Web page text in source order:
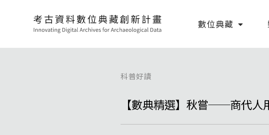
數位典藏
科普好讀
【數典精選】秋嘗──商代人